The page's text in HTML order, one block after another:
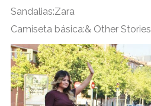
Sandalias:Zara
Camiseta básica:& Other Stories